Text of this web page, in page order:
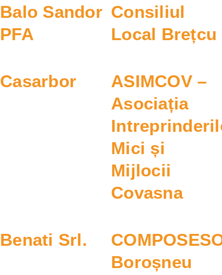
Balo Sandor
PFA
Consiliul
Local Brețcu
Casarbor
ASIMCOV –
Asociația
Mici și
Mijlocii
Covasna
Benati Srl.
Boroșneu